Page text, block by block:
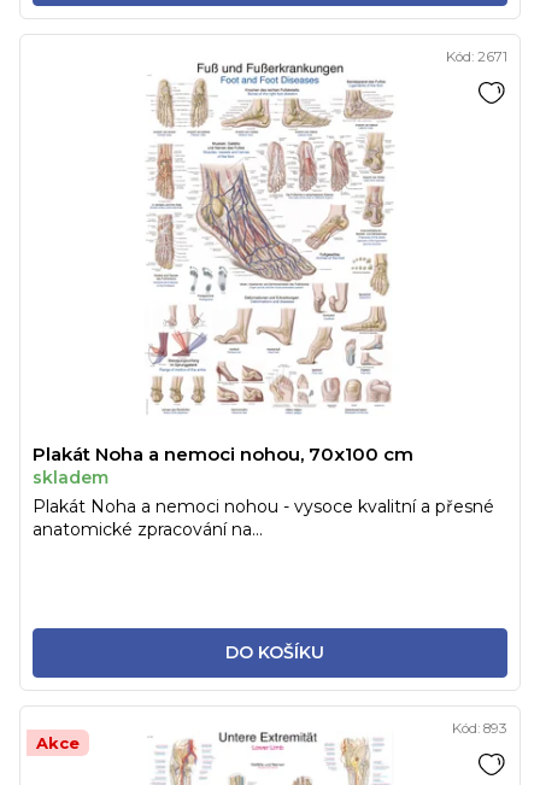
Plakát Noha a nemoci nohou, 70x100 cm
skladem
DO KOŠÍKU
Plakát Noha a nemoci nohou - vysoce kvalitní a přesné
anatomické zpracování na...
Kód: 2671
Akce
Kód: 893